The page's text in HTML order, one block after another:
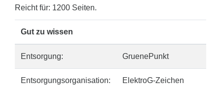
Reicht für: 1200 Seiten.
Gut zu wissen
Entsorgung: GruenePunkt
Entsorgungsorganisation: ElektroG-Zeichen